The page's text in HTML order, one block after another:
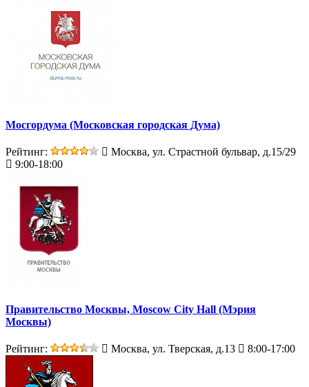
Мосгордума (Московская городская Дума)
Рейтинг:
Москва, ул. Страстной бульвар, д.15/29
9:00-18:00
Правительство Москвы, Moscow City Hall (Мэрия
Москвы)
Рейтинг: Москва, ул. Тверская, д.13 8:00-17:00